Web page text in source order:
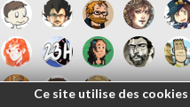
Ce site utilise des